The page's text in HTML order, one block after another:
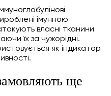
імунною
власні тканини
їх за чужорідні.
як індикатор
ще